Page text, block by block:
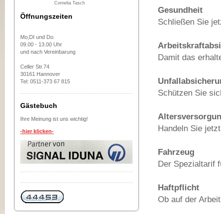
Cornelia Tasch
Öffnungszeiten
Mo,DI und Do.
09.00 - 13.00 Uhr
und nach Vereinbarung
Celler Str.74
30161 Hannover
Tel: 0511-373 67 815
Gästebuch
Ihre Meinung ist uns wichtig!
-hier klicken-
Gesundheit
Schließen Sie
Damit das
Schützen Sie
Handeln Sie
Fahrzeug
Der Spezialtarif
Haftpflicht
Ob auf der